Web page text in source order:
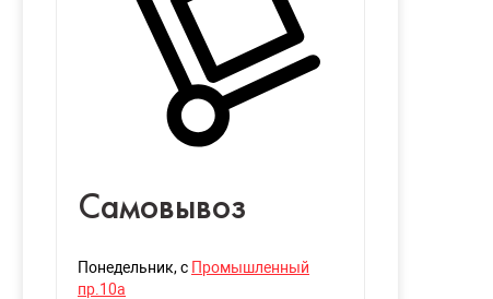
Самовывоз
Понедельник, с Промышленный
пр.10а